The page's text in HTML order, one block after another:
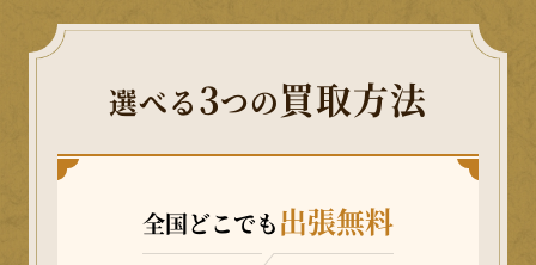
選べる3つの買取方法
全国どこでも出張無料